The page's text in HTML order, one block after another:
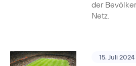
der
Netz.
15. Juli 2024